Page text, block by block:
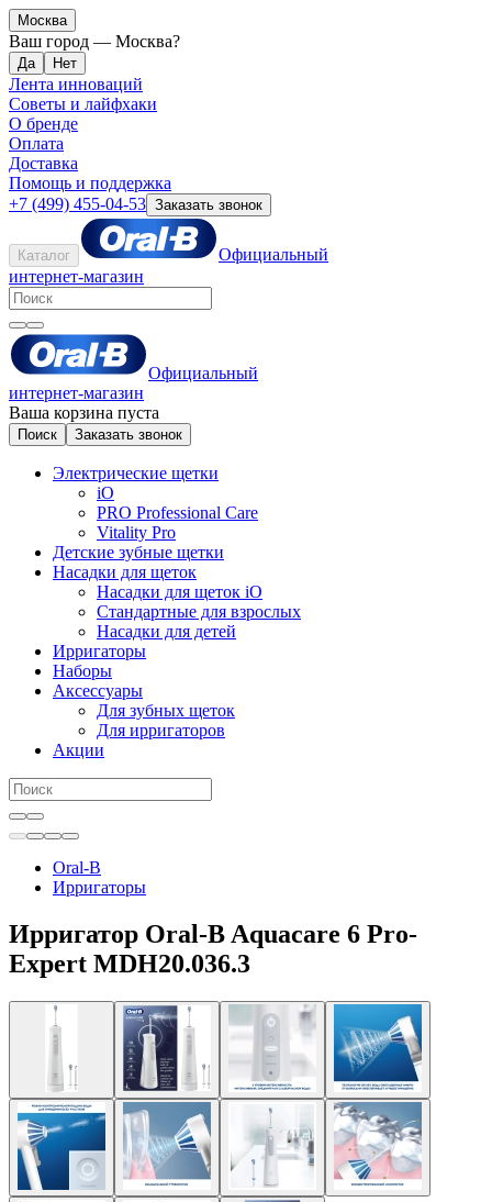
Москва
Ваш город — Москва?
Лента инноваций
Советы и лайфхаки
О бренде
Оплата
Доставка
Помощь и поддержка
+7 (499) 455-04-53 Заказать звонок
Каталог
Официальный
интернет-магазин
Официальный
интернет-магазин
Ваша корзина пуста
Поиск Заказать звонок
Электрические щетки
iO
PRO Professional Care
Vitality Pro
Детские зубные щетки
Насадки для щеток
Насадки для щеток iO
Стандартные для взрослых
Насадки для детей
Ирригаторы
Наборы
Аксессуары
Для зубных щеток
Для ирригаторов
Акции
Oral-B
Ирригаторы
Ирригатор Oral-B Aquacare 6 Pro-
Expert MDH20.036.3